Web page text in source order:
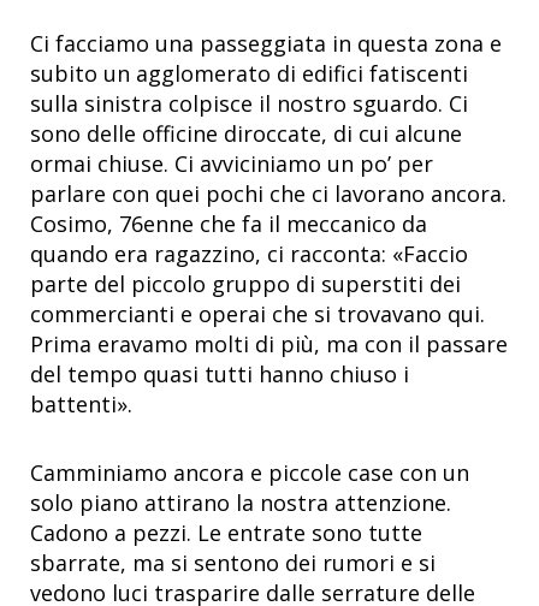
Ci facciamo una passeggiata in questa zona e
subito un agglomerato di edifici fatiscenti
sulla sinistra colpisce il nostro sguardo. Ci
sono delle officine diroccate, di cui alcune
ormai chiuse. Ci avviciniamo un po’ per
parlare con quei pochi che ci lavorano ancora.
Cosimo, 76enne che fa il meccanico da
quando era ragazzino, ci racconta: «Faccio
parte del piccolo gruppo di superstiti dei
commercianti e operai che si trovavano qui.
Prima eravamo molti di più, ma con il passare
del tempo quasi tutti hanno chiuso i
battenti».
Camminiamo ancora e piccole case con un
solo piano attirano la nostra attenzione.
Cadono a pezzi. Le entrate sono tutte
sbarrate, ma si sentono dei rumori e si
vedono luci trasparire dalle serrature delle